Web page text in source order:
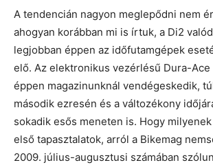
A tendencián nagyon meglepődni nem
ahogyan korábban mi is írtuk, a Di2
legjobban éppen az időfutamgépek
elő. Az elektronikus vezérlésű Dura-
éppen magazinunknál vendégeskedik,
második ezresén és a változékony
sokadik esős meneten is. Hogy
első tapasztalatok, arról a Bikemag
2009. július-augusztusi számában